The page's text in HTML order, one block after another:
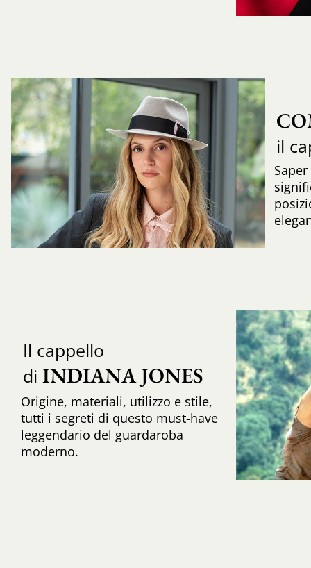
il
Il cappello
di INDIANA JONES
Origine, materiali, utilizzo e stile,
tutti i segreti di questo must-have
leggendario del guardaroba
moderno.